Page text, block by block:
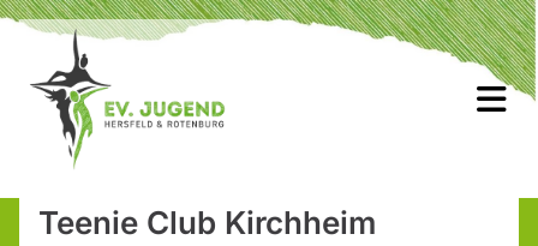
Teenie Club Kirchheim